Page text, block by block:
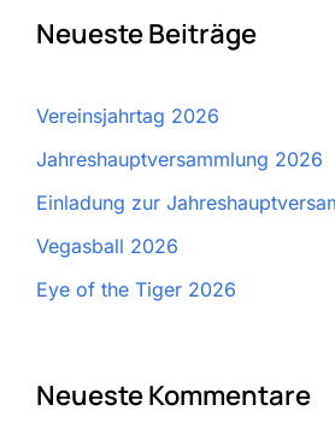
Neueste Beiträge
Vereinsjahrtag 2026
Jahreshauptversammlung 2026
Einladung zur
Vegasball 2026
Eye of the Tiger 2026
Neueste Kommentare